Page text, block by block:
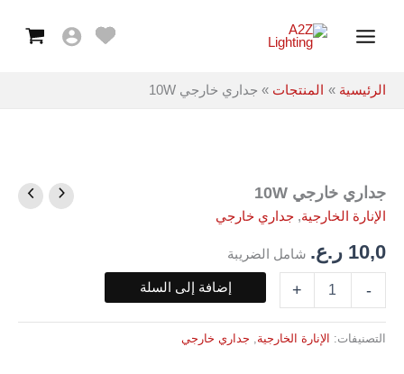
Menu
الرئيسية المنتجات جداري خارجي 10W
جداري خارجي 10W
الإنارة الخارجية, جداري خارجي
10,0 ر.ع. شامل الضريبة
-
كمية
جداري
خارجي
10W
+ إضافة إلى السلة
التصنيفات: الإنارة الخارجية جداري خارجي